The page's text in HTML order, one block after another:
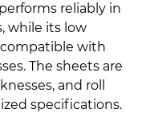
reliably in
while its low
with
The sheets are
and roll
specifications.